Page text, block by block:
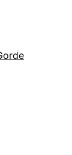
berriak